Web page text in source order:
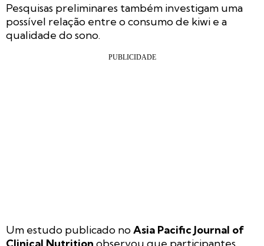
Pesquisas preliminares também investigam uma
possível relação entre o consumo de kiwi e a
qualidade do sono.
Um estudo publicado noAsia Pacific Journal of